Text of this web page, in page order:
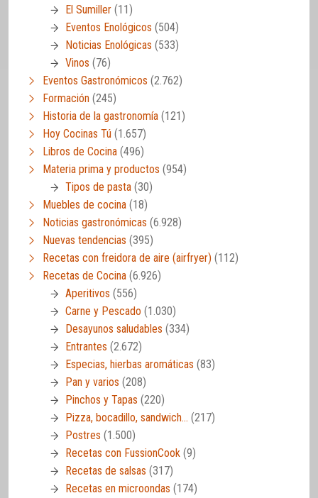
El Sumiller (11)
Eventos Enológicos (504)
Noticias Enológicas (533)
Vinos (76)
Eventos Gastronómicos (2.762)
Formación (245)
Historia de la gastronomía (121)
Hoy Cocinas Tú (1.657)
Libros de Cocina (496)
Materia prima y productos (954)
Tipos de pasta (30)
Muebles de cocina (18)
Noticias gastronómicas (6.928)
Nuevas tendencias (395)
Recetas con freidora de aire (airfryer) (112)
Recetas de Cocina (6.926)
Aperitivos (556)
Carne y Pescado (1.030)
Desayunos saludables (334)
Entrantes (2.672)
Especias, hierbas aromáticas (83)
Pan y varios (208)
Pinchos y Tapas (220)
Pizza, bocadillo, sandwich… (217)
Postres (1.500)
Recetas con FussionCook (9)
Recetas de salsas (317)
Recetas en microondas (174)